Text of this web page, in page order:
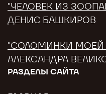
"ЧЕЛОВЕК ИЗ
ДЕНИС БАШКИРОВ
"СОЛОМИНКИ МОЕЙ
АЛЕКСАНДРА
РАЗДЕЛЫ САЙТА